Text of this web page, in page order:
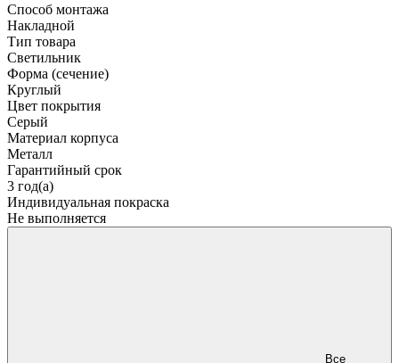
Способ монтажа
Накладной
Тип товара
Светильник
Форма (сечение)
Круглый
Цвет покрытия
Серый
Материал корпуса
Металл
Гарантийный срок
3 год(а)
Индивидуальная покраска
Не выполняется